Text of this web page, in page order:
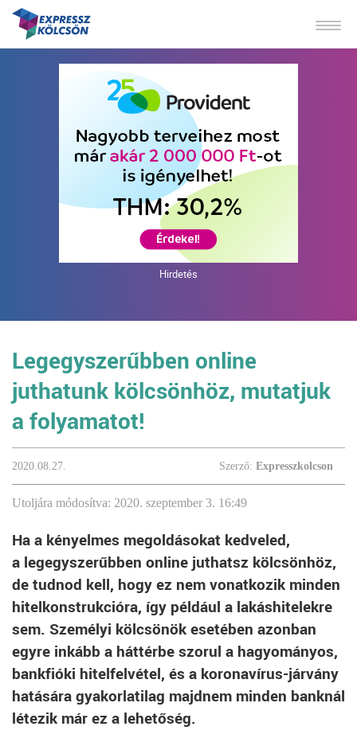
Hirdetés
Legegyszerűbben online
juthatunk kölcsönhöz, mutatjuk
a folyamatot!
2020.08.27. Szerző: Expresszkolcson
Utoljára módosítva: 2020. szeptember 3. 16:49
Ha a kényelmes megoldásokat kedveled,
a legegyszerűbben online juthatsz kölcsönhöz,
de tudnod kell, hogy ez nem vonatkozik minden
hitelkonstrukcióra, így például a lakáshitelekre
sem. Személyi kölcsönök esetében azonban
egyre inkább a háttérbe szorul a hagyományos,
bankfióki hitelfelvétel, és a koronavírus-járvány
hatására gyakorlatilag majdnem minden banknál
létezik már ez a lehetőség.